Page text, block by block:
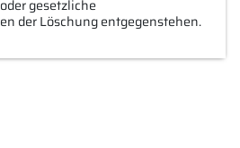
gesetzliche
der Löschung entgegenstehen.